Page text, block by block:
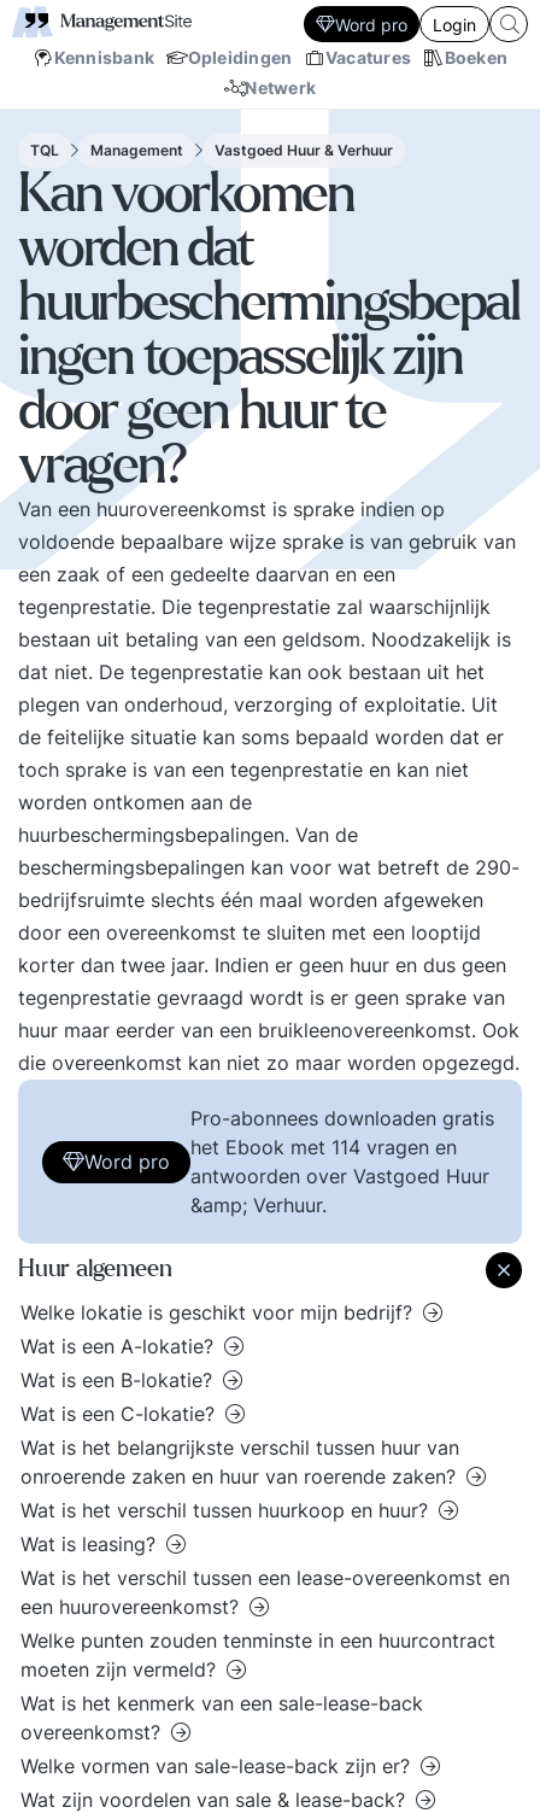
Kennisbank Opleidingen Vacatures
Boeken
Netwerk
Word pro Login
TQL Management Vastgoed Huur & Verhuur
Kan voorkomen
worden dat
huurbeschermingsbepal
ingen toepasselijk zijn
door geen huur te
vragen?
Van een huurovereenkomst is sprake indien op
voldoende bepaalbare wijze sprake is van gebruik van
een zaak of een gedeelte daarvan en een
tegenprestatie. Die tegenprestatie zal waarschijnlijk
bestaan uit betaling van een geldsom. Noodzakelijk is
dat niet. De tegenprestatie kan ook bestaan uit het
plegen van onderhoud, verzorging of exploitatie. Uit
de feitelijke situatie kan soms bepaald worden dat er
toch sprake is van een tegenprestatie en kan niet
worden ontkomen aan de
huurbeschermingsbepalingen. Van de
beschermingsbepalingen kan voor wat betreft de 290-
bedrijfsruimte slechts één maal worden afgeweken
door een overeenkomst te sluiten met een looptijd
korter dan twee jaar. Indien er geen huur en dus geen
tegenprestatie gevraagd wordt is er geen sprake van
huur maar eerder van een bruikleenovereenkomst. Ook
die overeenkomst kan niet zo maar worden opgezegd.
Word pro
Pro-abonnees downloaden gratis
het Ebook met 114 vragen en
antwoorden over Vastgoed Huur
&amp; Verhuur.
Huur algemeen
Welke lokatie is geschikt voor mijn bedrijf?
Wat is een A-lokatie?
Wat is een B-lokatie?
Wat is een C-lokatie?
Wat is het belangrijkste verschil tussen huur van
onroerende zaken en huur van roerende zaken?
Wat is het verschil tussen huurkoop en huur?
Wat is leasing?
Wat is het verschil tussen een lease-overeenkomst en
een huurovereenkomst?
Welke punten zouden tenminste in een huurcontract
moeten zijn vermeld?
Wat is het kenmerk van een sale-lease-back
overeenkomst?
Welke vormen van sale-lease-back zijn er?
Wat zijn voordelen van sale & lease-back?